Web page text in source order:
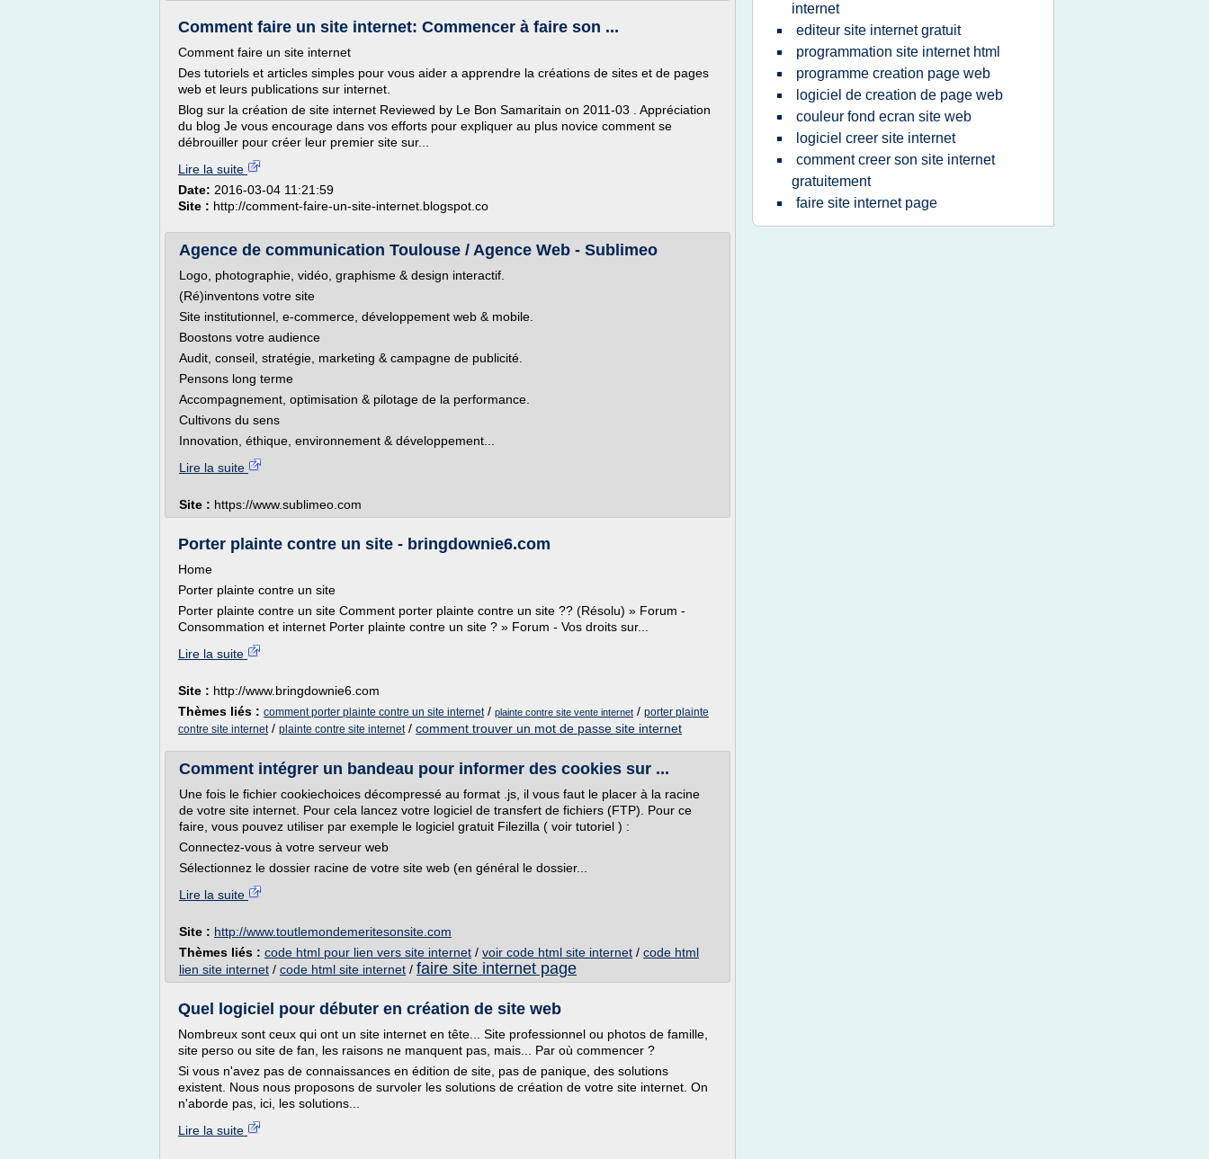
Comment faire un site internet: Commencer à faire son ...
Comment faire un site internet
Des tutoriels et articles simples pour vous aider a apprendre la créations de sites et de pages
web et leurs publications sur internet.
Blog sur la création de site internet Reviewed by Le Bon Samaritain on 2011-03 . Appréciation
du blog Je vous encourage dans vos efforts pour expliquer au plus novice comment se
débrouiller pour créer leur premier site sur...
Lire la suite
Date: 2016-03-04 11:21:59
Site : http://comment-faire-un-site-internet.blogspot.co
Agence de communication Toulouse / Agence Web - Sublimeo
Logo, photographie, vidéo, graphisme & design interactif.
(Ré)inventons votre site
Site institutionnel, e-commerce, développement web & mobile.
Boostons votre audience
Audit, conseil, stratégie, marketing & campagne de publicité.
Pensons long terme
Accompagnement, optimisation & pilotage de la performance.
Cultivons du sens
Innovation, éthique, environnement & développement...
Lire la suite
Site : https://www.sublimeo.com
Porter plainte contre un site - bringdownie6.com
Home
Porter plainte contre un site
Porter plainte contre un site Comment porter plainte contre un site ?? (Résolu) » Forum -
Consommation et internet Porter plainte contre un site ? » Forum - Vos droits sur...
Lire la suite
Site : http://www.bringdownie6.com
Thèmes liés : comment porter plainte contre un site internet/ plainte contre site vente internet / porter plainte
contre site internet/ plainte contre site internet/ comment trouver un mot de passe site internet
Comment intégrer un bandeau pour informer des cookies sur ...
Une fois le fichier cookiechoices décompressé au format .js, il vous faut le placer à la racine
de votre site internet. Pour cela lancez votre logiciel de transfert de fichiers (FTP). Pour ce
faire, vous pouvez utiliser par exemple le logiciel gratuit Filezilla ( voir tutoriel ) :
Connectez-vous à votre serveur web
Sélectionnez le dossier racine de votre site web (en général le dossier...
Lire la suite
Site : http://www.toutlemondemeritesonsite.com
Thèmes liés : code html pour lien vers site internet / voir code html site internet / code html
lien site internet / code html site internet / faire site internet page
Quel logiciel pour débuter en création de site web
Nombreux sont ceux qui ont un site internet en tête... Site professionnel ou photos de famille,
site perso ou site de fan, les raisons ne manquent pas, mais... Par où commencer ?
Si vous n'avez pas de connaissances en édition de site, pas de panique, des solutions
existent. Nous nous proposons de survoler les solutions de création de votre site internet. On
n'aborde pas, ici, les solutions...
Lire la suite
internet
editeur site internet gratuit
programmation site internet html
programme creation page web
logiciel de creation de page web
couleur fond ecran site web
logiciel creer site internet
comment creer son site internet
gratuitement
faire site internet page